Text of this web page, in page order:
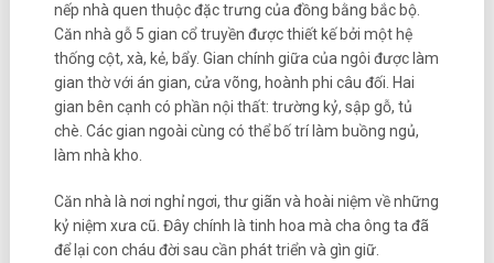
nếp nhà quen thuộc đặc trưng của đồng bằng bắc bộ.
Căn nhà gỗ 5 gian cổ truyền được thiết kế bởi một hệ
thống cột, xà, kẻ, bẩy. Gian chính giữa của ngôi được làm
gian thờ với án gian, cửa võng, hoành phi câu đối. Hai
gian bên cạnh có phần nội thất: trường kỷ, sập gỗ, tủ
chè. Các gian ngoài cùng có thể bố trí làm buồng ngủ,
làm nhà kho.
Căn nhà là nơi nghỉ ngơi, thư giãn và hoài niệm về những
kỷ niệm xưa cũ. Đây chính là tinh hoa mà cha ông ta đã
để lại con cháu đời sau cần phát triển và gìn giữ.